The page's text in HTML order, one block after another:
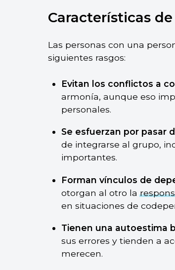
Características
Las personas con una
siguientes rasgos:
Evitan los conflictos a
armonía, aunque eso
personales.
Se esfuerzan por pasar
de integrarse al grupo,
importantes.
Forman vínculos de
otorgan al otro la
en situaciones de
Tienen una autoestima
sus errores y tienden a
merecen.